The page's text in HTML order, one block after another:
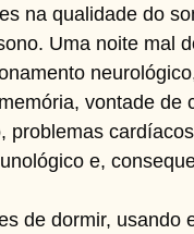
na qualidade do
Uma noite mal
vontade de
problemas
e,
de dormir, usando